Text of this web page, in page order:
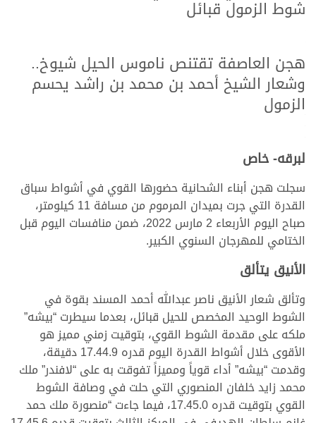
شوط الزمول قبائل
هجن العاصفة تقتنص ناموس الحيل شيوخ..
وشعار الشيخ أحمد بن محمد بن راشد يحسم
الزمول
لبرقه- خاص
سجلت هجن أبناء الشحانية حضورها القوي في أشواط سباق
القدرة التي جرت بميدان المرموم من مسافة 11 كيلومتر،
صباح اليوم الأربعاء 2 مارس 2022، ضمن منافسات اليوم قبل
الختامي للمهرجان السنوي الكبير.
الأنيق يتألق
وتألق شعار الأنيق ناصر عبدالله أحمد المسند بقوة في
الشوط الوحيد المخصص للحيل قبائل، بعدما سيطرت “بيشه”
ملكه على مقدمة الشوط القوي، بتوقيت زمني مميز هو
الأقوى خلال أشواط القدرة اليوم قدره 17.44.9 دقيقة،
وقدمت “بيشه” أداء قوياً ومميزاً تفوقت به على “لافندر” ملك
محمد زايد خلفان المنصوري التي حلت في وصافة الشوط
القوي بتوقيت قدره 17.45.0، فيما جاءت “منصورة ملك حمد